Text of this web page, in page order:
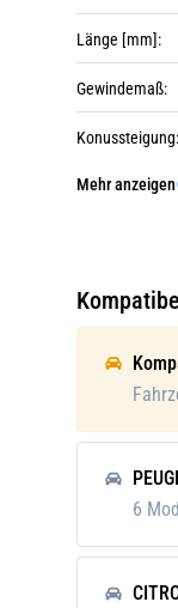
Länge [mm]:
Gewindemaß:
Konussteigung:
Schlüsselweite:
Einbautiefe
Mehr anzeigen
6